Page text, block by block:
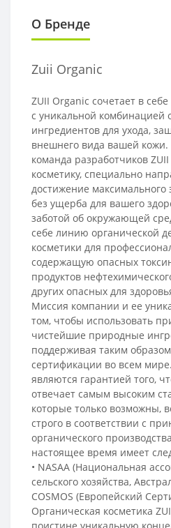
О Бренде
Zuii Organic
ZUII Organic сочетает в
с уникальной комбинацией
ингредиентов для ухода,
внешнего вида вашей
команда разработчиков
косметику, специально
достижение максимального
без ущерба для вашего
заботой об окружающей
себе линию органической
косметики для
содержащую опасных
продуктов
других опасных для
Миссия компании и ее
том, чтобы использовать
чистейшие природные
поддерживая таким
сертификации во всем
являются гарантией того,
отвечает самым высоким
которые только возможны,
строго в соответствии с
органического
настоящее время имеет
• NASAA (Национальная
сельского хозяйства,
COSMOS (Европейский
Органическая косметика